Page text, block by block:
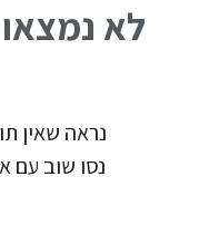
לא
נראה שאין
נסו שוב עם